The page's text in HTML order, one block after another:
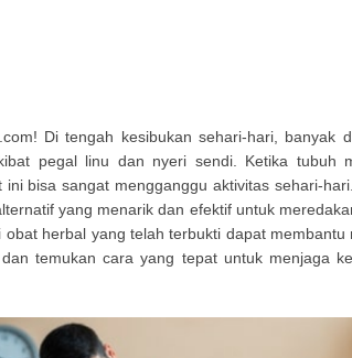
Di tengah kesibukan sehari-hari, banyak
pegal linu dan nyeri sendi. Ketika tubuh
ini bisa sangat mengganggu aktivitas sehari-
yang menarik dan efektif untuk
obat herbal yang telah terbukti dapat
temukan cara yang tepat untuk menjaga